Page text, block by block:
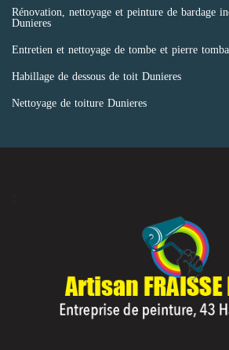
Rénovation, nettoyage et peinture de bardage
Dunieres
Entretien et nettoyage de tombe et pierre
Habillage de dessous de toit Dunieres
Nettoyage de toiture Dunieres